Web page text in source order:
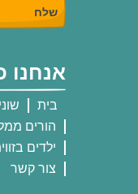
אנחנו
בית
הורים
ילדים
צור קשר